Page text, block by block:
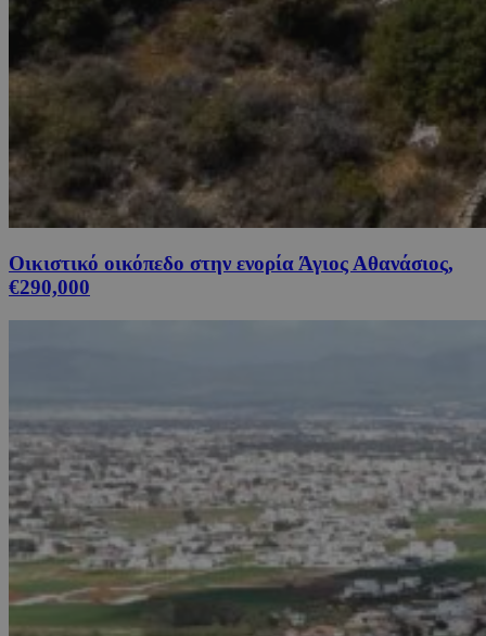
Οικιστικό οικόπεδο στην ενορία Άγιος Αθανάσιος,
€290,000